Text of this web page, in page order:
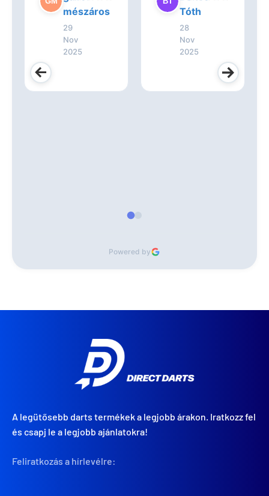
mészáros
29
Nov
2025
Tóth
28
Nov
2025
Powered by
A legütősebb darts termékek a legjobb árakon. Iratkozz fel
és csapj le a legjobb ajánlatokra!
Feliratkozás a hírlevélre: